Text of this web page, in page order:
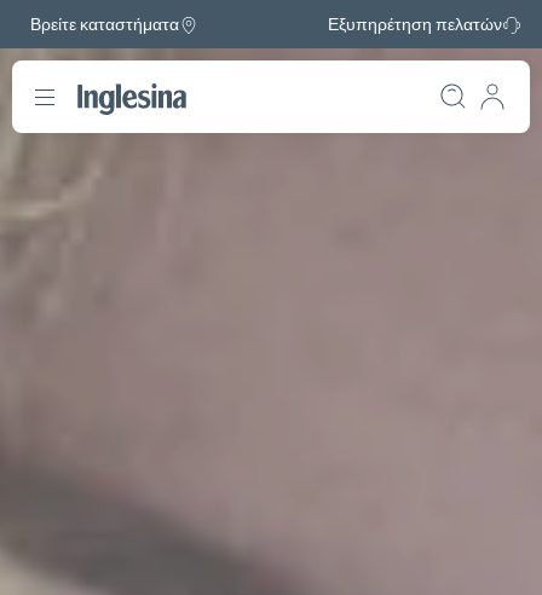
Βρείτε καταστήματα Εξυπηρέτηση πελατών